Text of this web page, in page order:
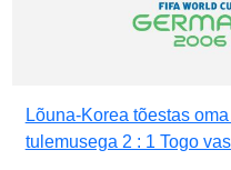
Lõuna-Korea tõestas
tulemusega 2 : 1 Togo